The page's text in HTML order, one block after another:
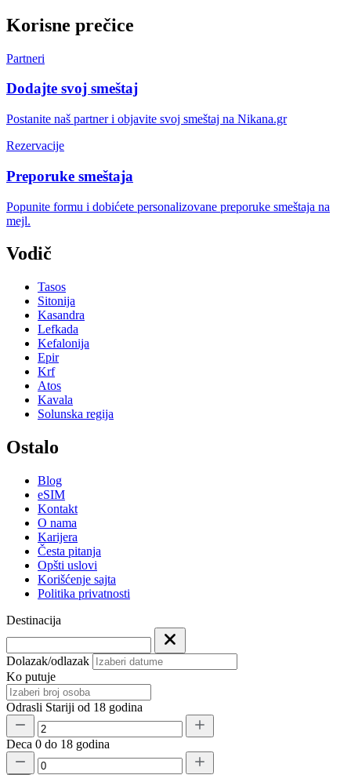
Korisne prečice
Partneri
Dodajte svoj smeštaj
Postanite naš partner i objavite svoj smeštaj na Nikana.gr
Rezervacije
Preporuke smeštaja
Popunite formu i dobićete personalizovane preporuke smeštaja na
mejl.
Vodič
Tasos
Sitonija
Kasandra
Lefkada
Kefalonija
Epir
Krf
Atos
Kavala
Solunska regija
Ostalo
Blog
eSIM
Kontakt
O nama
Karijera
Česta pitanja
Opšti uslovi
Korišćenje sajta
Politika privatnosti
Destinacija
Dolazak/odlazak
Ko putuje
Odrasli Stariji od 18 godina
Deca 0 do 18 godina